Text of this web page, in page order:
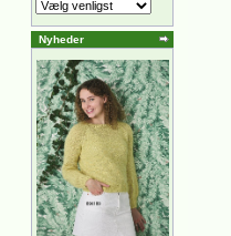
Nyheder